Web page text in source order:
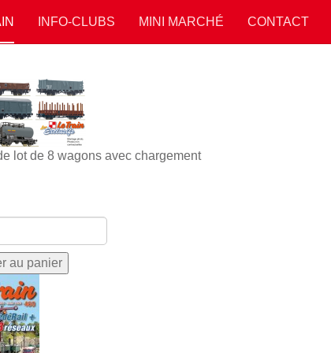
INFO-CLUBS MINI MARCHÉ CONTACT
lot de 8 wagons avec chargement